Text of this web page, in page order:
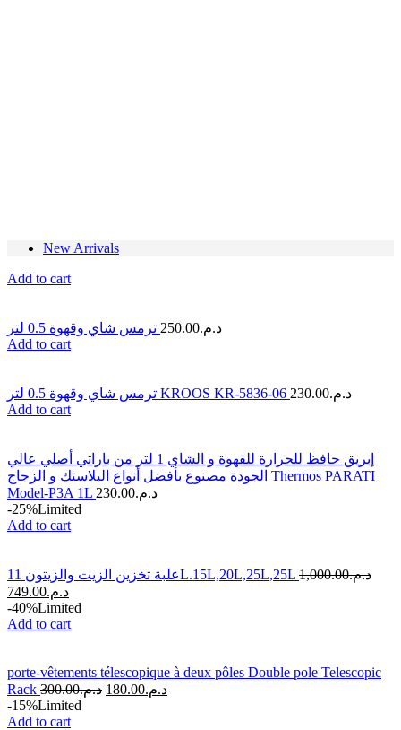
New Arrivals
Add to cart
د.م.250.00
Add to cart
ترمس شاي وقهوة 0.5 لتر KROOS KR-5836-06 د.م.230.00
Add to cart
إبريق حافظ للحرارة للقهوة و الشاي 1 لتر من باراتي أصلي عالي
الجودة مصنوع بأفضل أنواع البلاستك و الزجاج Thermos PARATI
Model-P3A 1L
د.م.230.00
-25%Limited
Add to cart
علبة تخزين الزيت والزيتون 11L.15L,20L,25L,25L د.م.1,000.00
د.م.749.00
-40%Limited
Add to cart
porte-vêtements télescopique à deux pôles Double pole Telescopic
Rack
د.م.300.00 د.م.180.00
-15%Limited
Add to cart